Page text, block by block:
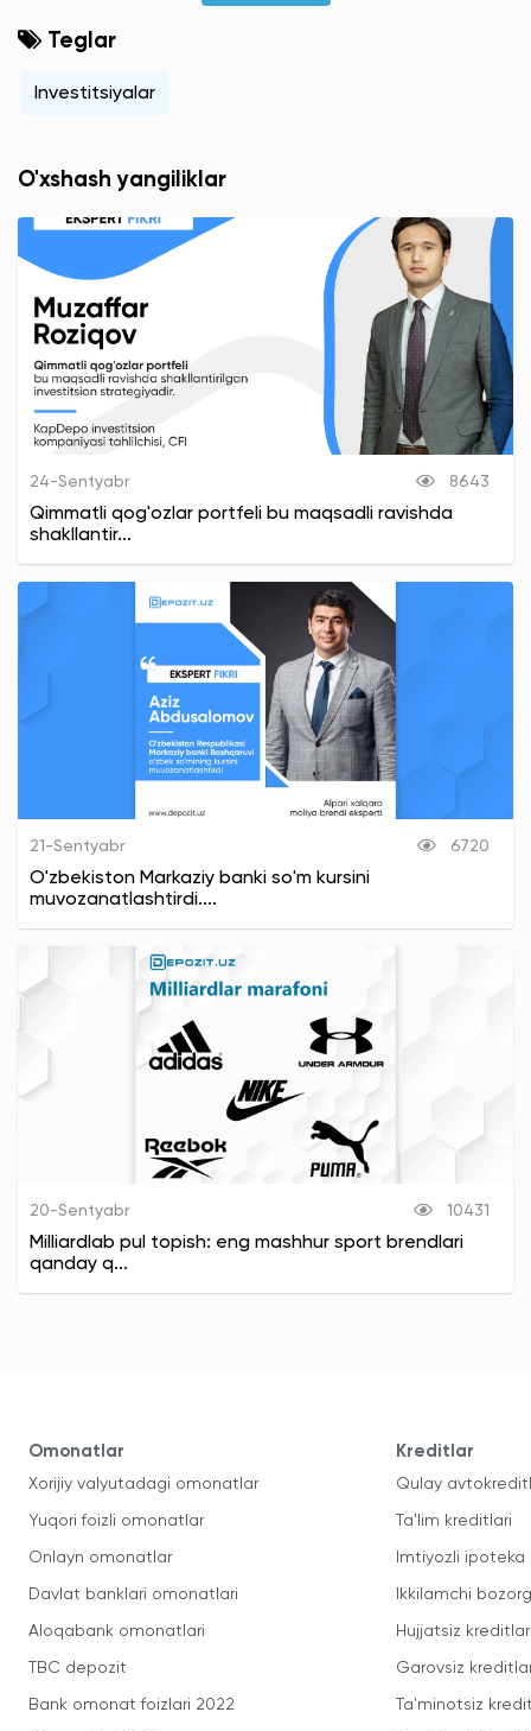
Teglar
Investitsiyalar
O'xshash yangiliklar
24-Sentyabr 8643
Qimmatli qog'ozlar portfeli bu maqsadli ravishda
shakllantir...
21-Sentyabr 6720
O'zbekiston Markaziy banki so'm kursini
muvozanatlashtirdi....
20-Sentyabr 10431
Milliardlab pul topish: eng mashhur sport brendlari
qanday q...
Omonatlar
Xorijiy valyutadagi omonatlar
Yuqori foizli omonatlar
Onlayn omonatlar
Davlat banklari omonatlari
Aloqabank omonatlari
TBC depozit
Bank omonat foizlari 2022
Kreditlar
Qulay
Ta'lim kreditlari
Imtiyozli ipoteka
Ikkilamchi
Hujjatsiz kreditlar
Garovsiz
Ta'minotsiz